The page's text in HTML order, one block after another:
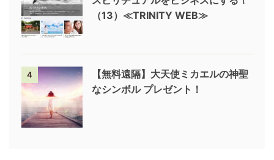
（13）≪TRINITY WEB≫
4
【無料遠隔】大天使ミカエルの神聖
なシンボル プレゼント！